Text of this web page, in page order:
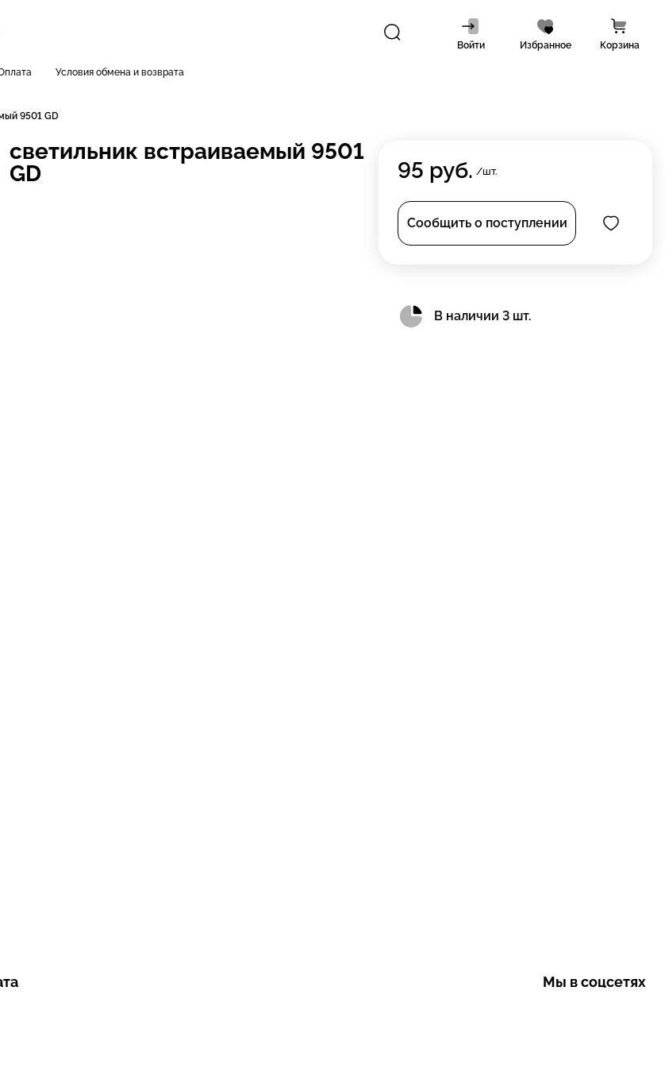
Войти Избранное Корзина
Условия обмена и возврата
9501 GD
светильник встраиваемый 9501
GD
95 руб. /шт.
Сообщить о поступлении
В наличии 3 шт.
Мы в соцсетях